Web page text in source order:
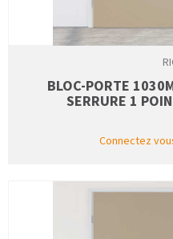
BLOC-PORTE
SERRURE 1
Connectez